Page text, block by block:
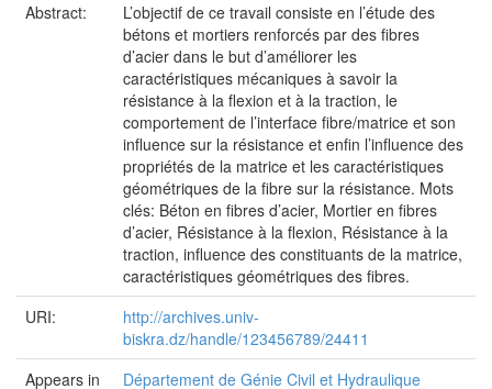
Abstract:
L’objectif de ce travail consiste en l’étude des
bétons et mortiers renforcés par des fibres
d’acier dans le but d’améliorer les
caractéristiques mécaniques à savoir la
résistance à la flexion et à la traction, le
comportement de l’interface fibre/matrice et son
influence sur la résistance et enfin l’influence des
propriétés de la matrice et les caractéristiques
géométriques de la fibre sur la résistance. Mots
clés: Béton en fibres d’acier, Mortier en fibres
d’acier, Résistance à la flexion, Résistance à la
traction, influence des constituants de la matrice,
caractéristiques géométriques des fibres.
URI:
http://archives.univ-
biskra.dz/handle/123456789/24411
Appears in
Département de Génie Civil et Hydraulique